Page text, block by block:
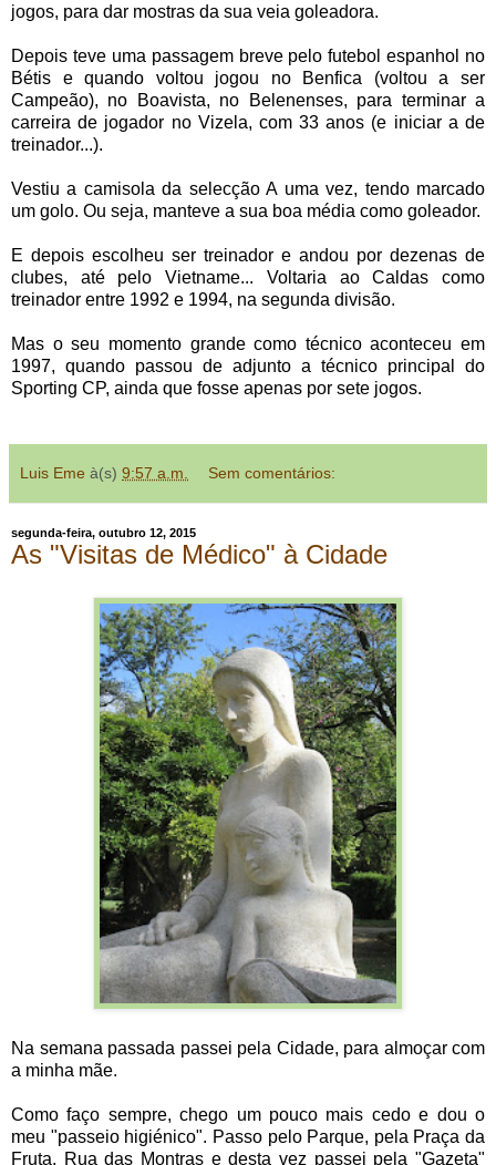
jogos, para dar mostras da sua veia goleadora.
Depois teve uma passagem breve pelo futebol espanhol no
Bétis e quando voltou jogou no Benfica (voltou a ser
Campeão), no Boavista, no Belenenses, para terminar a
carreira de jogador no Vizela, com 33 anos (e iniciar a de
treinador...).
Vestiu a camisola da selecção A uma vez, tendo marcado
um golo. Ou seja, manteve a sua boa média como goleador.
E depois escolheu ser treinador e andou por dezenas de
clubes, até pelo Vietname... Voltaria ao Caldas como
treinador entre 1992 e 1994, na segunda divisão.
Mas o seu momento grande como técnico aconteceu em
1997, quando passou de adjunto a técnico principal do
Sporting CP, ainda que fosse apenas por sete jogos.
Luis Eme à(s) 9:57 a.m. Sem comentários:
segunda-feira, outubro 12, 2015
As "Visitas de Médico" à Cidade
Na semana passada passei pela Cidade, para almoçar com
a minha mãe.
Como faço sempre, chego um pouco mais cedo e dou o
meu "passeio higiénico". Passo pelo Parque, pela Praça da
Fruta, Rua das Montras e desta vez passei pela "Gazeta"